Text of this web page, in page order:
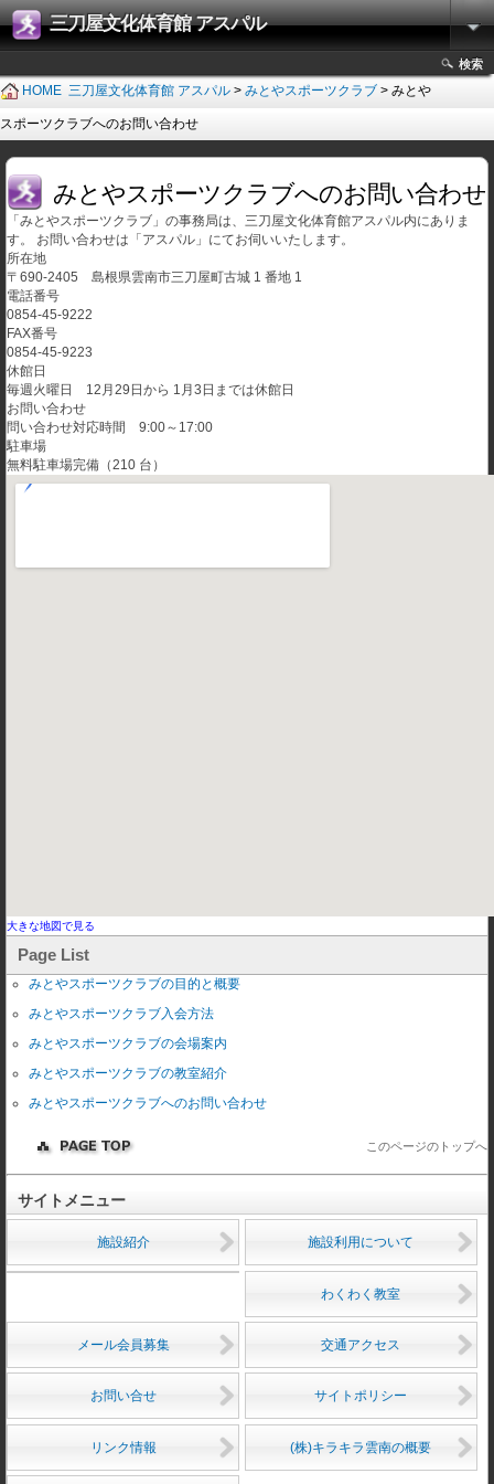
三刀屋文化体育館 アスパル
検索
HOME 三刀屋文化体育館 アスパル > みとやスポーツクラブ > みとや
スポーツクラブへのお問い合わせ
みとやスポーツクラブへのお問い合わせ
「みとやスポーツクラブ」の事務局は、三刀屋文化体育館アスパル内にありま
す。 お問い合わせは「アスパル」にてお伺いいたします。
所在地
〒690-2405 島根県雲南市三刀屋町古城 1 番地 1
電話番号
0854-45-9222
FAX番号
0854-45-9223
休館日
毎週火曜日 12月29日から 1月3日までは休館日
お問い合わせ
問い合わせ対応時間 9:00～17:00
駐車場
無料駐車場完備（210 台）
大きな地図で見る
Page List
みとやスポーツクラブの目的と概要
みとやスポーツクラブ入会方法
みとやスポーツクラブの会場案内
みとやスポーツクラブの教室紹介
みとやスポーツクラブへのお問い合わせ
このページのトップへ
サイトメニュー
施設紹介 施設利用について
わくわく教室
メール会員募集 交通アクセス
お問い合せ サイトポリシー
リンク情報 (株)キラキラ雲南の概要